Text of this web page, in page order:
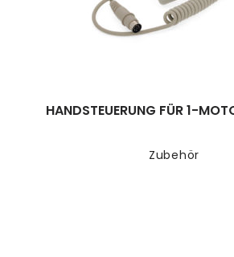
Zubehör
HANDSTEUERUNG FÜR 1-